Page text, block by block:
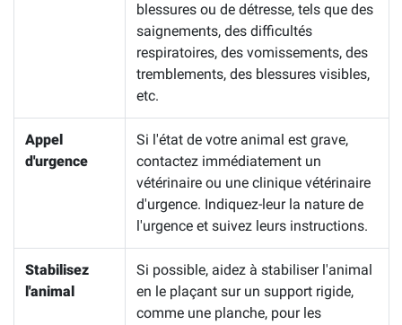
blessures ou de détresse, tels que des
saignements, des difficultés
respiratoires, des vomissements, des
tremblements, des blessures visibles,
etc.
Appel
d'urgence
Si l'état de votre animal est grave,
contactez immédiatement un
vétérinaire ou une clinique vétérinaire
d'urgence. Indiquez-leur la nature de
l'urgence et suivez leurs instructions.
Stabilisez
l'animal
Si possible, aidez à stabiliser l'animal
en le plaçant sur un support rigide,
comme une planche, pour les